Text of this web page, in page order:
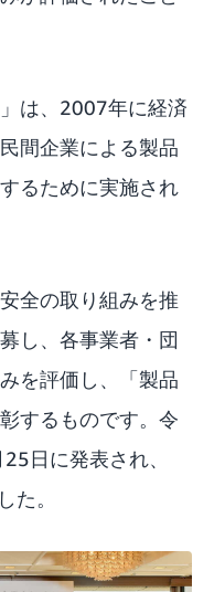
は、2007年に経済
間企業による製品
るために実施され
全の取り組みを推
し、各事業者・団
を評価し、「製品
するものです。令
日に発表され、
た。